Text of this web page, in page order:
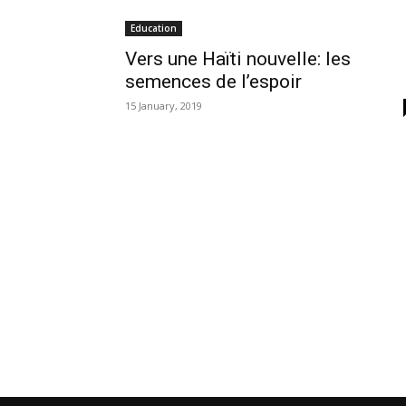
Education
Vers une Haïti nouvelle: les
semences de l’espoir
15 January, 2019